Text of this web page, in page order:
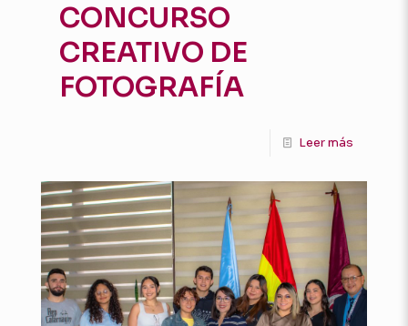
CONCURSO
CREATIVO DE
FOTOGRAFÍA
Leer más